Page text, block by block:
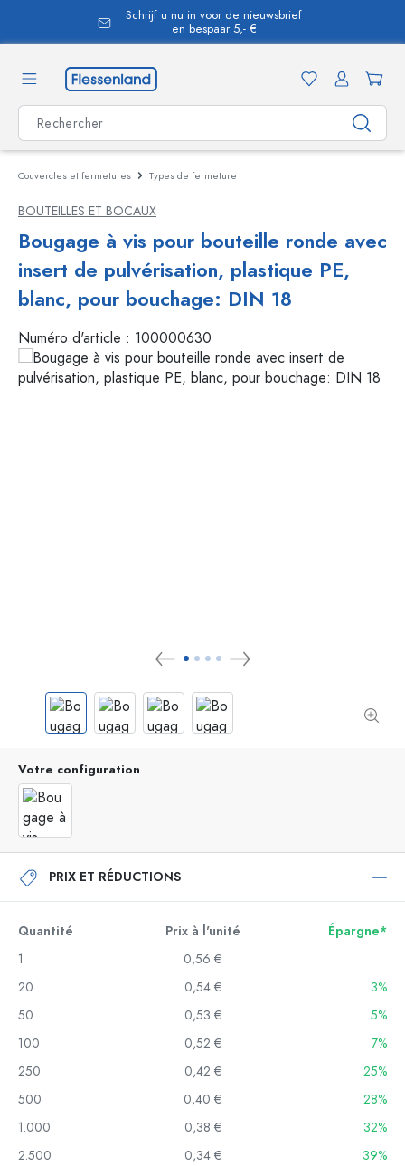
Schrijf u nu in voor de nieuwsbrief
en bespaar 5,- €
Couvercles et fermetures Types de fermeture
BOUTEILLES ET BOCAUX
Bougage à vis pour bouteille ronde avec
insert de pulvérisation, plastique PE,
blanc, pour bouchage: DIN 18
Numéro d'article : 100000630
Votre configuration
PRIX ET RÉDUCTIONS
Quantité Prix à l'unité
Épargne*
1
0,56 €
20
0,54 €
3%
50
0,53 €
5%
100
0,52 €
7%
250
0,42 €
25%
500
0,40 €
28%
1.000
0,38 €
32%
2.500
0,34 € 39%